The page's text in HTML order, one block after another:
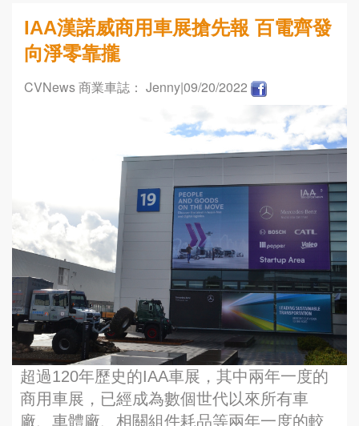
IAA漢諾威商用車展搶先報 百電齊發
向淨零靠攏
CVNews 商業車誌： Jenny|09/20/2022
超過120年歷史的IAA車展，其中兩年一度的
商用車展，已經成為數個世代以來所有車
廠、車體廠、相關組件耗品等兩年一度的較